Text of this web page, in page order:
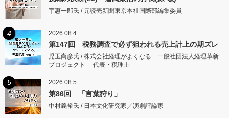
宇惠一郎氏 / 元読売新聞東京本社国際部編集委員
4 2026.08.4
第147回 税務調査で必ず狙われる売上計上の期ズレ
児玉尚彦氏 / 株式会社経理がよくなる 一般社団法人経理革新
プロジェクト 代表・税理士
5 2026.08.5
第86回 「言葉狩り」
中村義裕氏 / 日本文化研究家／演劇評論家